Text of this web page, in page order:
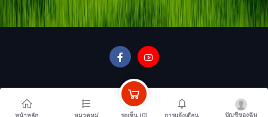
หน้าหลัก หมวดหมู่ รถเข็น (0) การแจ้งเตือน บัญชีของฉัน